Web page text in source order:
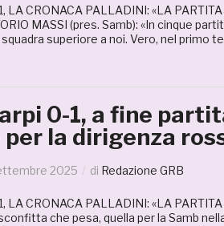
LA CRONACA PALLADINI: «LA
MASSI (pres. Samb): «In cinque
superiore a noi. Vero, nel primo
0-1, a fine
la dirigenza
2025 di Redazione GRB
LA CRONACA PALLADINI: «LA
sconfitta che pesa, quella per la Samb